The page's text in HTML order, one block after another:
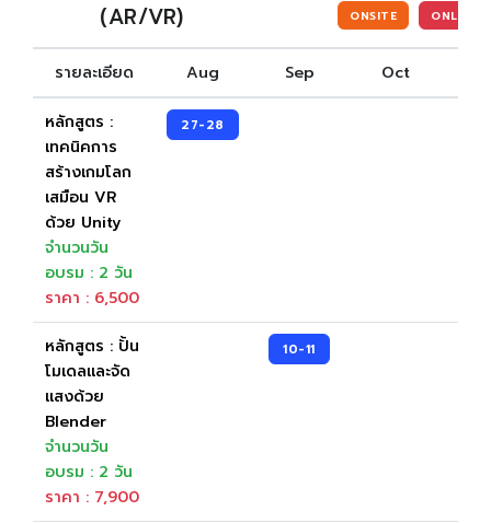
(AR/VR)
ONSITE ONLINE
รายละเอียด Aug Sep Oct
หลักสูตร :
เทคนิคการ
สร้างเกมโลก
เสมือน VR
ด้วย Unity
จำนวนวัน
อบรม : 2 วัน
ราคา : 6,500
27-28
หลักสูตร : ปั้น
โมเดลและจัด
แสงด้วย
Blender
จำนวนวัน
อบรม : 2 วัน
ราคา : 7,900
10-11